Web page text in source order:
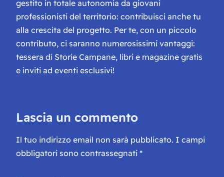
gestito in totale autonomia da giovani
professionisti del territorio: contribuisci anche tu
alla crescita del progetto. Per te, con un piccolo
contributo, ci saranno numerosissimi vantaggi:
tessera di Storie Campane, libri e magazine gratis
e inviti ad eventi esclusivi!
Lascia un commento
Il tuo indirizzo email non sarà pubblicato. I campi
obbligatori sono contrassegnati *